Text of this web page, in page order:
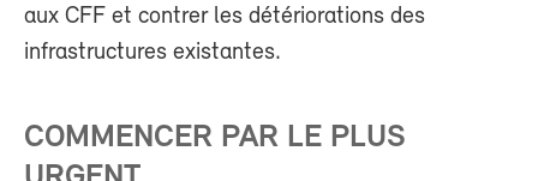
aux CFF et contrer les détériorations des
infrastructures existantes.
COMMENCER PAR LE PLUS